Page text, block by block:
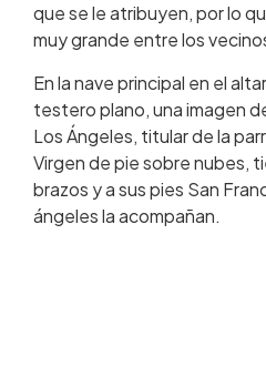
que se le atribuyen, por lo
muy grande entre los
En la nave principal en el
testero plano, una imagen
Los Ángeles, titular de la
Virgen de pie sobre nubes,
brazos y a sus pies San
ángeles la acompañan.